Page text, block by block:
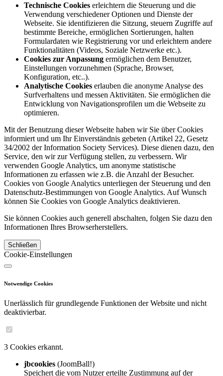
Technische Cookies erleichtern die Steuerung und die
Verwendung verschiedener Optionen und Dienste der
Webseite. Sie identifizieren die Sitzung, steuern Zugriffe auf
bestimmte Bereiche, ermöglichen Sortierungen, halten
Formulardaten wie Registrierung vor und erleichtern andere
Funktionalitäten (Videos, Soziale Netzwerke etc.).
Cookies zur Anpassung ermöglichen dem Benutzer,
Einstellungen vorzunehmen (Sprache, Browser,
Konfiguration, etc..).
Analytische Cookies erlauben die anonyme Analyse des
Surfverhaltens und messen Aktivitäten. Sie ermöglichen die
Entwicklung von Navigationsprofilen um die Webseite zu
optimieren.
Mit der Benutzung dieser Webseite haben wir Sie über Cookies
informiert und um Ihr Einverständnis gebeten (Artikel 22, Gesetz
34/2002 der Information Society Services). Diese dienen dazu, den
Service, den wir zur Verfügung stellen, zu verbessern. Wir
verwenden Google Analytics, um anonyme statistische
Informationen zu erfassen wie z.B. die Anzahl der Besucher.
Cookies von Google Analytics unterliegen der Steuerung und den
Datenschutz-Bestimmungen von Google Analytics. Auf Wunsch
können Sie Cookies von Google Analytics deaktivieren.
Sie können Cookies auch generell abschalten, folgen Sie dazu den
Informationen Ihres Browserherstellers.
Schließen
Cookie-Einstellungen
Notwendige Cookies
Unerlässlich für grundlegende Funktionen der Website und nicht
deaktivierbar.
3 Cookies erkannt.
jbcookies (JoomBall!)
Speichert die vom Nutzer erteilte Zustimmung auf der